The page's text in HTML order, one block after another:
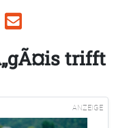
trifft
ANZEIGE